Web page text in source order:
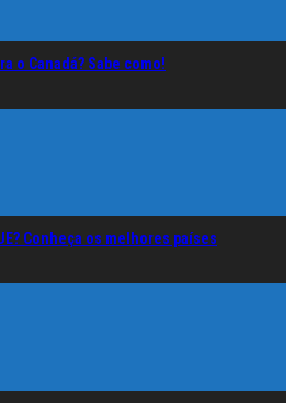
o Canadá? Sabe como!
Conheça os melhores países